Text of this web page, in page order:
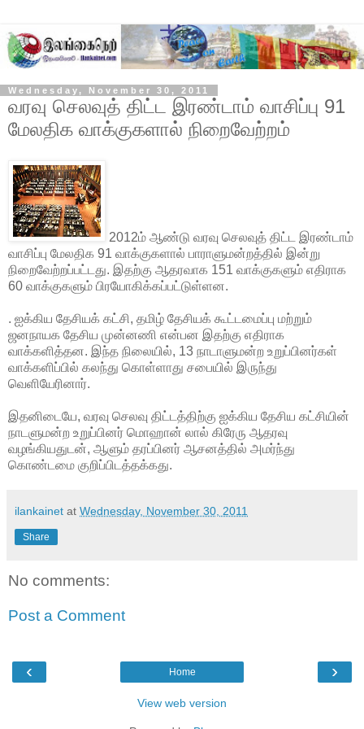
Wednesday, November 30, 2011
வரவு செலவுத் திட்ட இரண்டாம் வாசிப்பு 91
மேலதிக வாக்குகளால் நிறைவேற்றம்
2012ம் ஆண்டு வரவு செலவுத் திட்ட இரண்டாம்
வாசிப்பு மேலதிக 91 வாக்குகளால் பாராளுமன்றத்தில் இன்று
நிறைவேற்றப்பட்டது. இதற்கு ஆதரவாக 151 வாக்குகளும் எதிராக
60 வாக்குகளும் பிரயோகிக்கப்பட்டுள்ளன.
. ஐக்கிய தேசியக் கட்சி, தமிழ் தேசியக் கூட்டமைப்பு மற்றும்
ஜனநாயக தேசிய முன்னணி என்பன இதற்கு எதிராக
வாக்களித்தன. இந்த நிலையில், 13 நாடாளுமன்ற உறுப்பினர்கள்
வாக்களிப்பில் கலந்து கொள்ளாது சபையில் இருந்து
வெளியேரினார்.
இதனிடையே, வரவு செலவு திட்டத்திற்கு ஐக்கிய தேசிய கட்சியின்
நாடளுமன்ற உறுப்பினர் மொஹான் லால் கிரேரு ஆதரவு
வழங்கியதுடன், ஆளும் தரப்பினர் ஆசனத்தில் அமர்ந்து
கொண்டமை குறிப்பிடத்தக்கது.
ilankainet at Wednesday, November 30, 2011
Share
No comments:
Post a Comment
‹ ›
Home
View web version